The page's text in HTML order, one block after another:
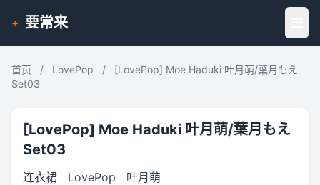
+ 要常来
首页 / LovePop /
[LovePop] Moe Haduki 叶月萌/葉月もえ
Set03
[LovePop] Moe Haduki 叶月萌/葉月もえ
Set03
连衣裙 LovePop 叶月萌